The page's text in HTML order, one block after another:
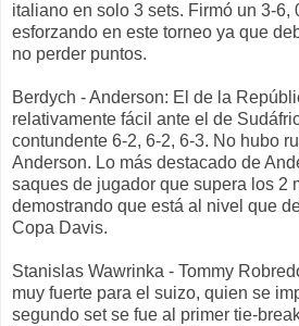
italiano en solo 3 sets. Firmó un 3-6,
esforzando en este torneo ya que
no perder puntos.
Berdych - Anderson: El de la
relativamente fácil ante el de
contundente 6-2, 6-2, 6-3. No hubo
Anderson. Lo más destacado de
saques de jugador que supera los 2
demostrando que está al nivel que
Copa Davis.
Stanislas Wawrinka - Tommy
muy fuerte para el suizo, quien se
segundo set se fue al primer tie-